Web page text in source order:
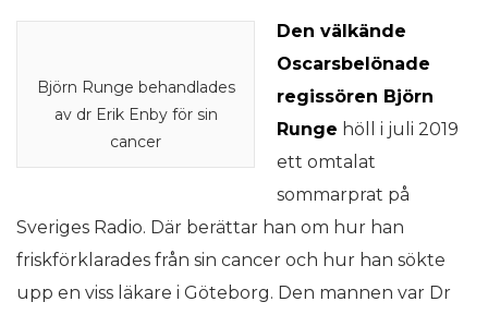
Björn Runge behandlades
av dr Erik Enby för sin
cancer
Den välkände
Oscarsbelönade
regissören Björn
Runge höll i juli 2019
ett omtalat
sommarprat på
Sveriges Radio. Där berättar han om hur han
friskförklarades från sin cancer och hur han sökte
upp en viss läkare i Göteborg. Den mannen var Dr